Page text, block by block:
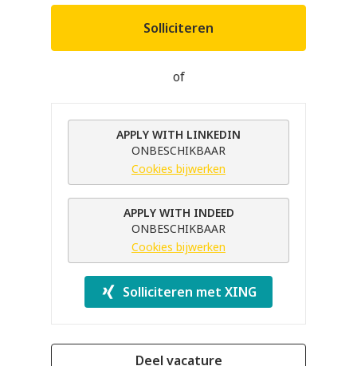
Solliciteren
of
APPLY WITH LINKEDIN
ONBESCHIKBAAR
Cookies bijwerken
APPLY WITH INDEED
ONBESCHIKBAAR
Cookies bijwerken
Solliciteren met XING
Deel vacature